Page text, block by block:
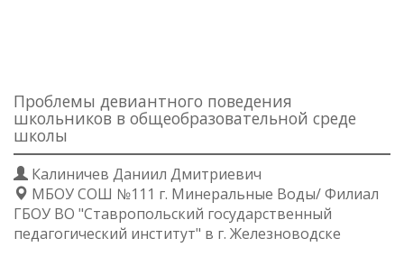
Проблемы девиантного поведения
школьников в общеобразовательной среде
школы
Калиничев Даниил Дмитриевич
МБОУ СОШ №111 г. Минеральные Воды/ Филиал
ГБОУ ВО "Ставропольский государственный
педагогический институт" в г. Железноводске